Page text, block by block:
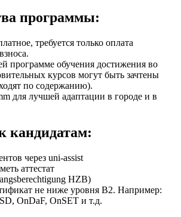
программы:
требуется только оплата
программе обучения достижения во
курсов могут быть зачтены
по содержанию).
для лучшей адаптации в городе и в
кандидатам:
через uni-assist
аттестат
HZB)
не ниже уровня B2. Например:
OnDaF, OnSET и т.д.